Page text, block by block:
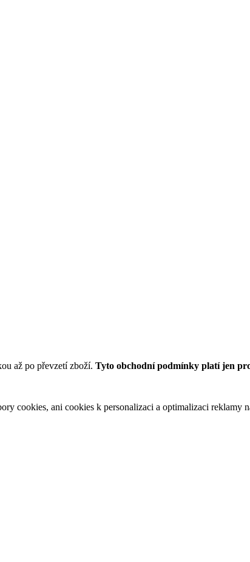
až po převzetí zboží. Tyto obchodní podmínky platí jen
cookies, ani cookies k personalizaci a optimalizaci reklamy